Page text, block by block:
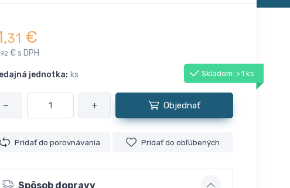
31 €
92 € s DPH
jednotka: ks Skladom: > 1 ks
− + Objednať
Pridať do porovnávania Pridať do obľúbených
Spôsob dopravy